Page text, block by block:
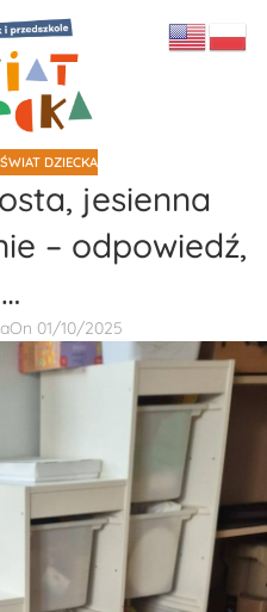
DZIECKA
jesienna
– odpowiedź,
On 01/10/2025